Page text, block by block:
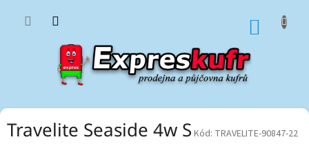
Travelite Seaside 4w S Kód: TRAVELITE-90847-22